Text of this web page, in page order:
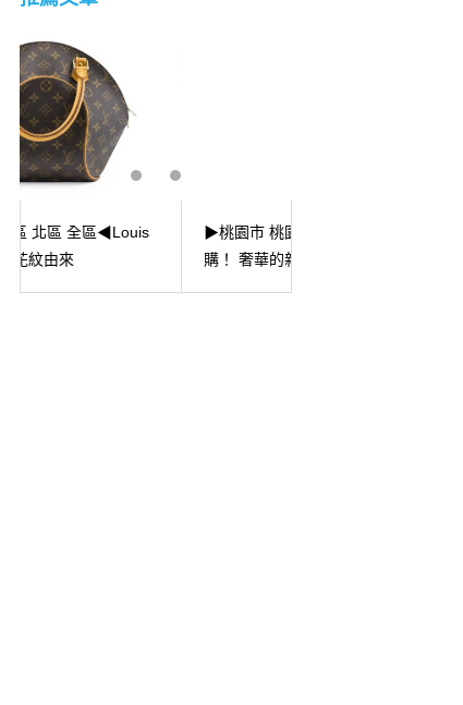
▶桃園市 桃園火車站◀鑽石收
購！ 奢華的新定義：綠色永恆